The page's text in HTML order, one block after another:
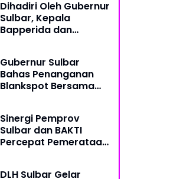
Dihadiri Oleh Gubernur
Sulbar, Kepala
Bapperida dan
Titik Akses Internet
Gubernur Sulbar
Bahas Penanganan
Blankspot Bersama
Sinergi Pemprov
Sulbar dan BAKTI
Percepat Pemerataan
DLH Sulbar Gelar